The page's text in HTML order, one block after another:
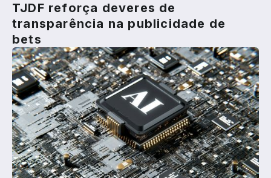
TJDF reforça deveres de
transparência na publicidade de
bets